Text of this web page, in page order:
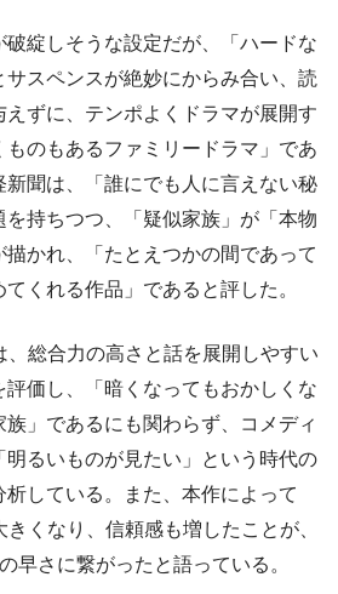
綻しそうな設定だが、「ハードな
スペンスが絶妙にからみ合い、読
ずに、テンポよくドラマが展開す
ものもあるファミリードラマ」であ
新聞は、「誰にでも人に言えない秘
持ちつつ、「疑似家族」が「本物
かれ、「たとえつかの間であって
くれる作品」であると評した。
、総合力の高さと話を展開しやすい
価し、「暗くなってもおかしくな
」であるにも関わらず、コメディ
明るいものが見たい」という時代の
している。また、本作によって
きくなり、信頼感も増したことが、
早さに繋がったと語っている。